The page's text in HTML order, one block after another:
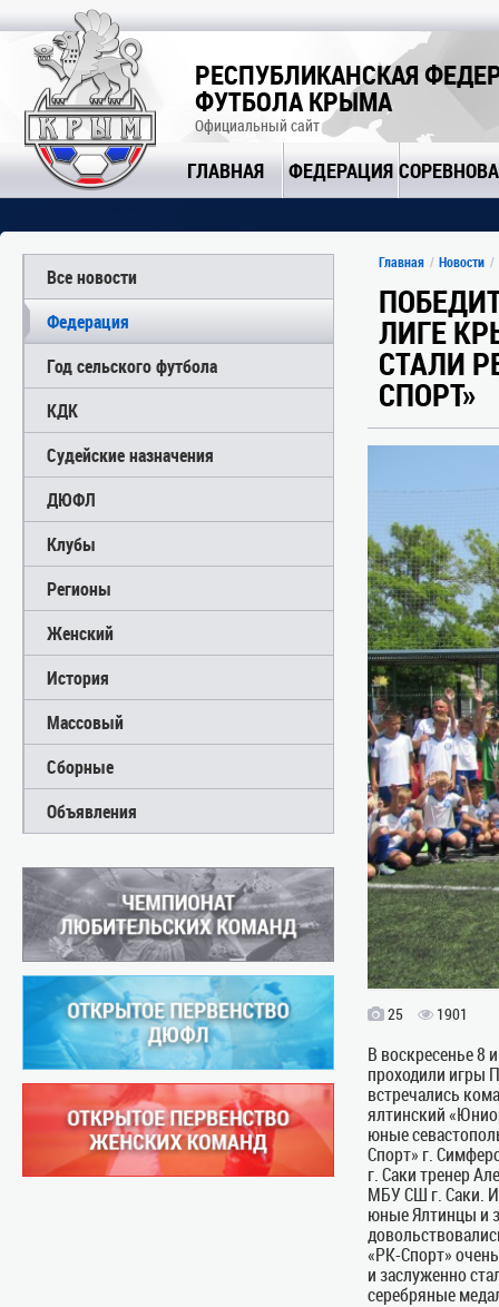
РЕСПУБЛИКАНСКАЯ
ФУТБОЛА КРЫМА
Официальный сайт
ГЛАВНАЯ ФЕДЕРАЦИЯ
Все новости
Федерация
Год сельского футбола
КДК
Судейские назначения
ДЮФЛ
Клубы
Регионы
Женский
История
Массовый
Сборные
Объявления
Главная Новости
ЛИГЕ
СТАЛИ
СПОРТ»
25 1901
В воскресенье 8
проходили игры
встречались
ялтинский
юные
Спорт» г.
г. Саки тренер
МБУ СШ г. Саки.
юные Ялтинцы и
«РК-Спорт»
и заслуженно
серебряные